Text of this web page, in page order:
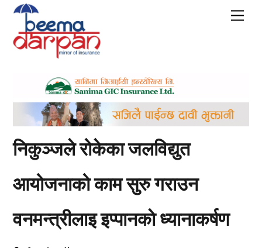
Skip
content
निकुञ्जले रोकेका जलविद्युत
आयोजनाको काम सुरु गराउन
वनमन्त्रीलाइ इप्पानकाे ध्यानाकर्षण